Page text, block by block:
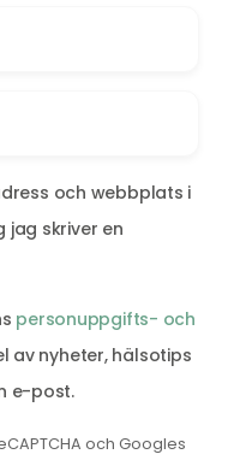
och webbplats i
skriver en
personuppgifts- och
av nyheter, hälsotips
e-post.
och Googles